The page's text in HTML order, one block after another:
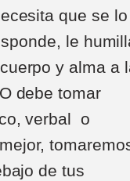
que se lo
le
y alma a
debe tomar
verbal o
de tus